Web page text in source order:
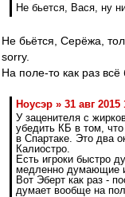
Не бьется, Вася, ну
Не бьётся, Серёжа,
sorry.
На поле-то как раз всё
Ноусэр » 31 авг 2015
У заценителя с
убедить КБ в том,
в Спартаке. Это два
Калиостро.
Есть игроки быстро
медленно думающие
Вот Эберт как раз -
думает вообще на